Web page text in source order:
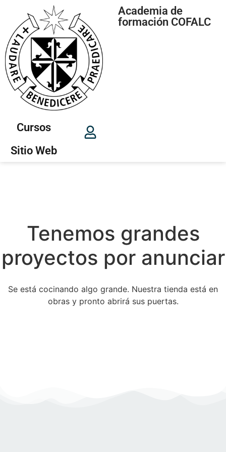
Academia de
formación COFALC
Cursos
Sitio Web
Tenemos grandes
proyectos por anunciar
Se está cocinando algo grande. Nuestra tienda está en
obras y pronto abrirá sus puertas.